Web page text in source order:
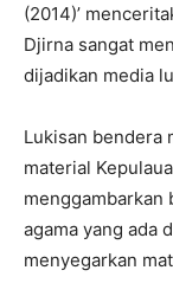
(2014)’
Djirna sangat
dijadikan media
Lukisan bendera
material
menggambarkan
agama yang ada
menyegarkan